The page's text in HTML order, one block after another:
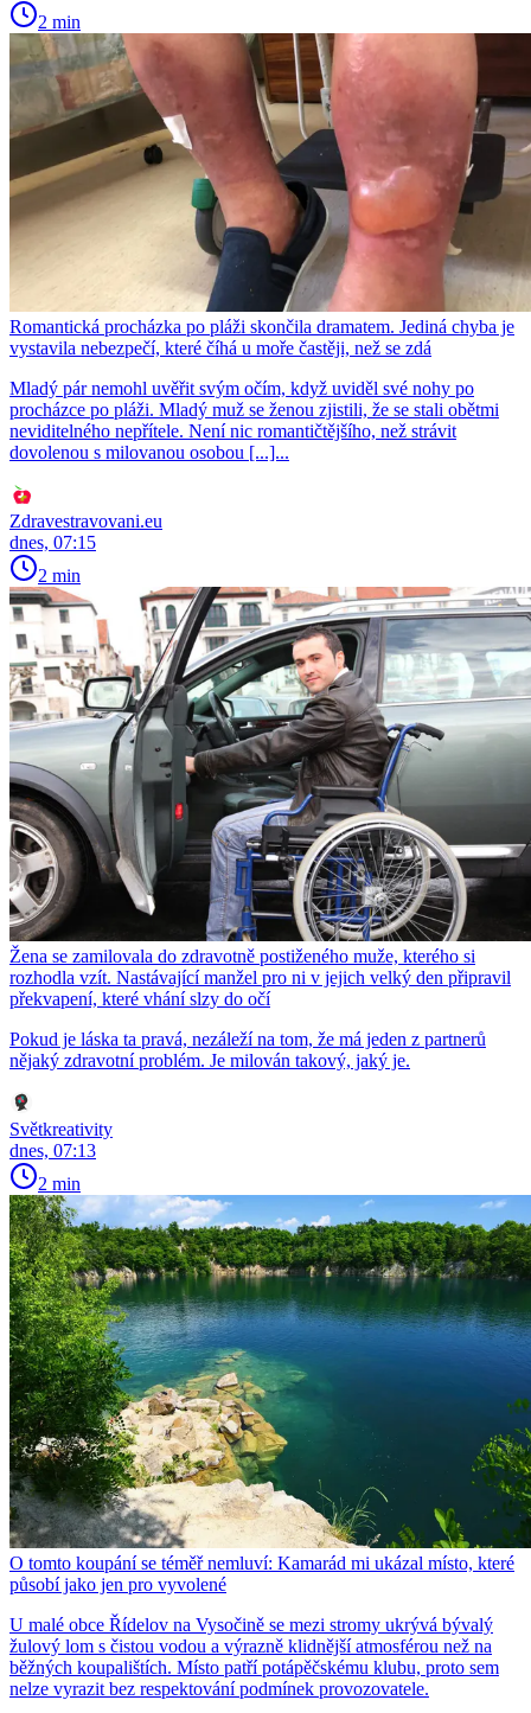
2 min
Romantická procházka po pláži skončila dramatem. Jediná chyba je
vystavila nebezpečí, které číhá u moře častěji, než se zdá
Mladý pár nemohl uvěřit svým očím, když uviděl své nohy po
procházce po pláži. Mladý muž se ženou zjistili, že se stali obětmi
neviditelného nepřítele. Není nic romantičtějšího, než strávit
dovolenou s milovanou osobou [...]...
Zdravestravovani.eu
dnes, 07:15
2 min
Žena se zamilovala do zdravotně postiženého muže, kterého si
rozhodla vzít. Nastávající manžel pro ni v jejich velký den připravil
překvapení, které vhání slzy do očí
Pokud je láska ta pravá, nezáleží na tom, že má jeden z partnerů
nějaký zdravotní problém. Je milován takový, jaký je.
Světkreativity
dnes, 07:13
2 min
O tomto koupání se téměř nemluví: Kamarád mi ukázal místo, které
působí jako jen pro vyvolené
U malé obce Řídelov na Vysočině se mezi stromy ukrývá bývalý
žulový lom s čistou vodou a výrazně klidnější atmosférou než na
běžných koupalištích. Místo patří potápěčskému klubu, proto sem
nelze vyrazit bez respektování podmínek provozovatele.